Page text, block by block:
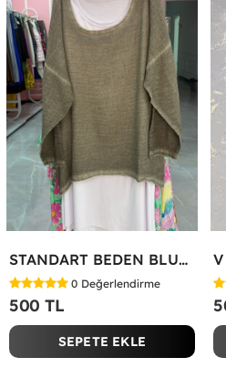
STANDART BEDEN BLUZ Yeşil
0 Değerlendirme
500 TL
SEPETE EKLE